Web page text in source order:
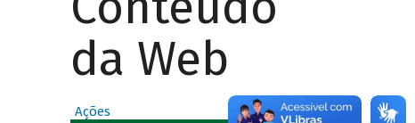
da Web
Ações